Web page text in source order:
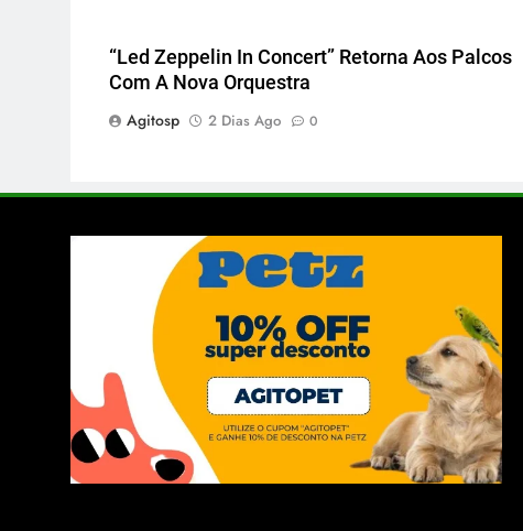
“Led Zeppelin In Concert” Retorna Aos Palcos
Com A Nova Orquestra
Agitosp
2 Dias Ago 0